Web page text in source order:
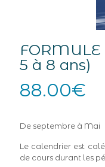
5 à 8 ans)
88.00€
De septembre à Mai
Le calendrier est
de cours durant les